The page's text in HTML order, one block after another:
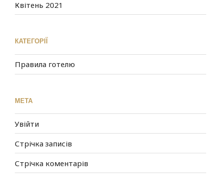
Квітень 2021
КАТЕГОРІЇ
Правила готелю
МЕТА
Увійти
Стрічка записів
Стрічка коментарів